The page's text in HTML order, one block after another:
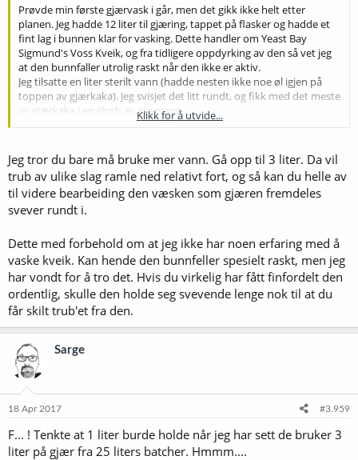
Prøvde min første gjærvask i går, men det gikk ikke helt etter
planen. Jeg hadde 12 liter til gjæring, tappet på flasker og hadde et
fint lag i bunnen klar for vasking. Dette handler om Yeast Bay
Sigmund's Voss Kveik, og fra tidligere oppdyrking av den så vet jeg
at den bunnfaller utrolig raskt når den ikke er aktiv.
Jeg tilsatte en liter sterilt vann (hadde nesten ikke noe øl igjen på
toppen av gjærkaka). Jeg svisjet det litt rundt, og fikk med det meste
av gjærkaka i en slush av gjærvann.
vasken. Problemet er at det ikke er noe skille i bunnfallet. Det er ikke
noe tydelig "grums" som bunnfaller før gjæren. Jeg vet ikke helt hva
jeg skal gjøre. Nå står glassene i kjøleskap og bunnfaller mer. Det ser
ut som omtrent 50/50 fordeling av "klar" væske og bunnfalt gjær.
Klikk for å utvide...
Jeg tror du bare må bruke mer vann. Gå opp til 3 liter. Da vil
trub av ulike slag ramle ned relativt fort, og så kan du helle av
til videre bearbeiding den væsken som gjæren fremdeles
svever rundt i.
Dette med forbehold om at jeg ikke har noen erfaring med å
vaske kveik. Kan hende den bunnfeller spesielt raskt, men jeg
har vondt for å tro det. Hvis du virkelig har fått finfordelt den
ordentlig, skulle den holde seg svevende lenge nok til at du
får skilt trub'et fra den.
Sarge
18 Apr 2017 #3.959
F... ! Tenkte at 1 liter burde holde når jeg har sett de bruker 3
liter på gjær fra 25 liters batcher. Hmmm....